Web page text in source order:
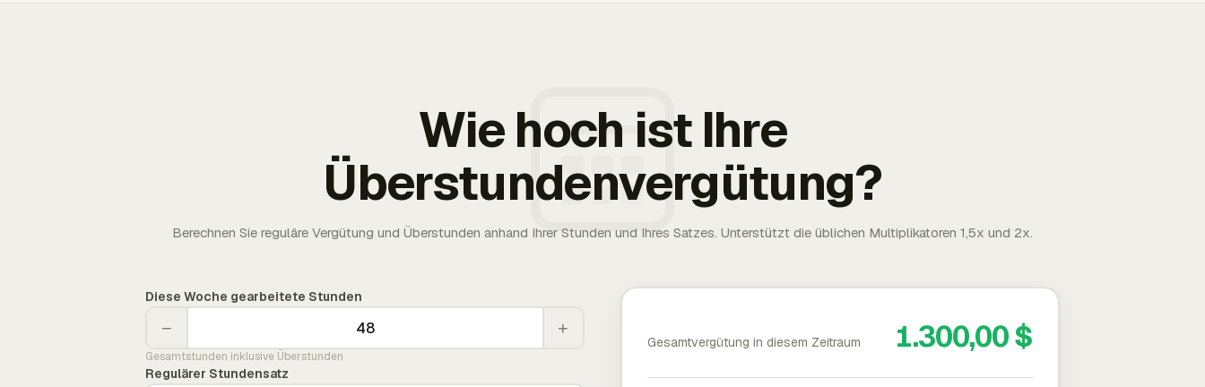
Wie hoch ist Ihre
Überstundenvergütung?
Berechnen Sie reguläre Vergütung und Überstunden anhand Ihrer Stunden und Ihres Satzes. Unterstützt die üblichen Multiplikatoren 1,5x und 2x.
Diese Woche gearbeitete Stunden
− +
Gesamtstunden inklusive Überstunden
Regulärer Stundensatz
Gesamtvergütung in diesem Zeitraum 1.300,00 $